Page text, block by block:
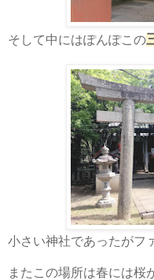
そして中にはぽんぽこの
小さい神社であったがフ
またこの場所は春には桜